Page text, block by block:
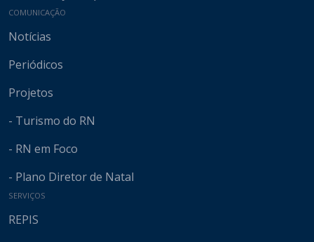
COMUNICAÇÃO
Notícias
Periódicos
Projetos
- Turismo do RN
- RN em Foco
- Plano Diretor de Natal
SERVIÇOS
REPIS